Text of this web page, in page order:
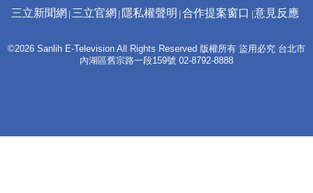
三立新聞網 三立官網 隱私權聲明 合作提案窗口 意見反應
©2026 Sanlih E-Television All Rights Reserved 版權所有 盜用必究 台北市
內湖區舊宗路一段159號 02-8792-8888